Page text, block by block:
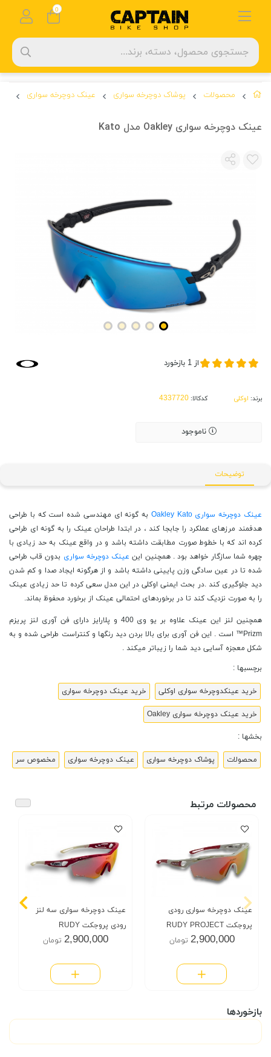
محصولات پوشاک دوچرخه سواری عینک دوچرخه سواری
عینک دوچرخه سواری Oakley مدل Kato
از 1 بازخورد
برند: اوکلی کدکالا:
ناموجود
توضیحات
عینک دوچرخه سواری Oakley Kato
به گونه ای مهندسی شده است که با طراحی
هدفمند مرزهای عملکرد را جابجا کند ، در ابتدا طراحان عینک را به گونه ای طراحی
کرده اند که با خطوط صورت مطابقت داشته باشد و در واقع عینک به حد زیادی با
چهره شما سازگار خواهد بود . همچنین این عینک دوچرخه سواری بدون قاب طراحی
شده تا در عین سادگی وزن پایینی داشته باشد و از هرگونه ایجاد صدا و کم شدن
دید جلوگیری کند .در بحث ایمنی اوکلی در این مدل سعی کرده تا حد زیادی عینک
را به صورت نزدیک کند تا در برخوردهای احتمالی عینک از برخورد محفوظ بماند.
همچنین لنز این عینک علاوه بر یو وی 400 و پلارایز دارای فن آوری لنز پریزم
Prizm™ است . این فن آوری برای بالا بردن دید رنگها و کنتراست طراحی شده و به
شکل معجزه آسایی دید شما را زیباتر میکند .
برچسبها :
خرید عینکدوچرخه سواری اوکلی خرید عینک دوچرخه سواری
خرید عینک دوچرخه سواری Oakley
بخشها :
محصولات پوشاک دوچرخه سواری عینک دوچرخه سواری مخصوص سر
محصولات مرتبط
عینک دوچرخه سواری رودی
پروجکت RUDY PROJECT
2,900,000 تومان
عینک دوچرخه سواری سه لنز
رودی پروجکت RUDY
PROJECT
2,900,000 تومان
بازخوردها
0